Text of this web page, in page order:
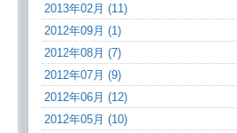
2013年02月 (11)
2012年09月 (1)
2012年08月 (7)
2012年07月 (9)
2012年06月 (12)
2012年05月 (10)